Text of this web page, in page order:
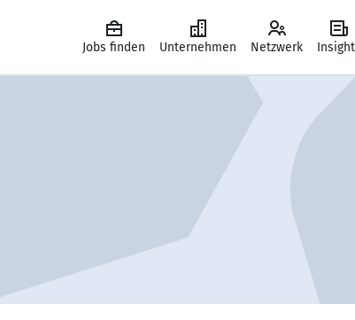
Jobs finden Unternehmen Netzwerk